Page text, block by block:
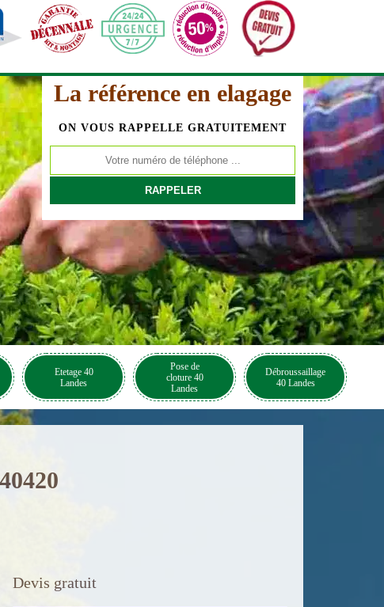
La référence en elagage
ON VOUS RAPPELLE GRATUITEMENT
Etetage 40
Landes
Pose de
cloture 40
Landes
Débroussaillage
40 Landes
Devis gratuit